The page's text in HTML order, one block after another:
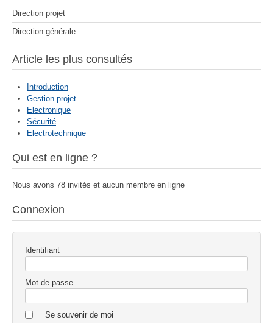
Direction projet
Direction générale
Article les plus consultés
Introduction
Gestion projet
Electronique
Sécurité
Electrotechnique
Qui est en ligne ?
Nous avons 78 invités et aucun membre en ligne
Connexion
Identifiant
Mot de passe
Se souvenir de moi